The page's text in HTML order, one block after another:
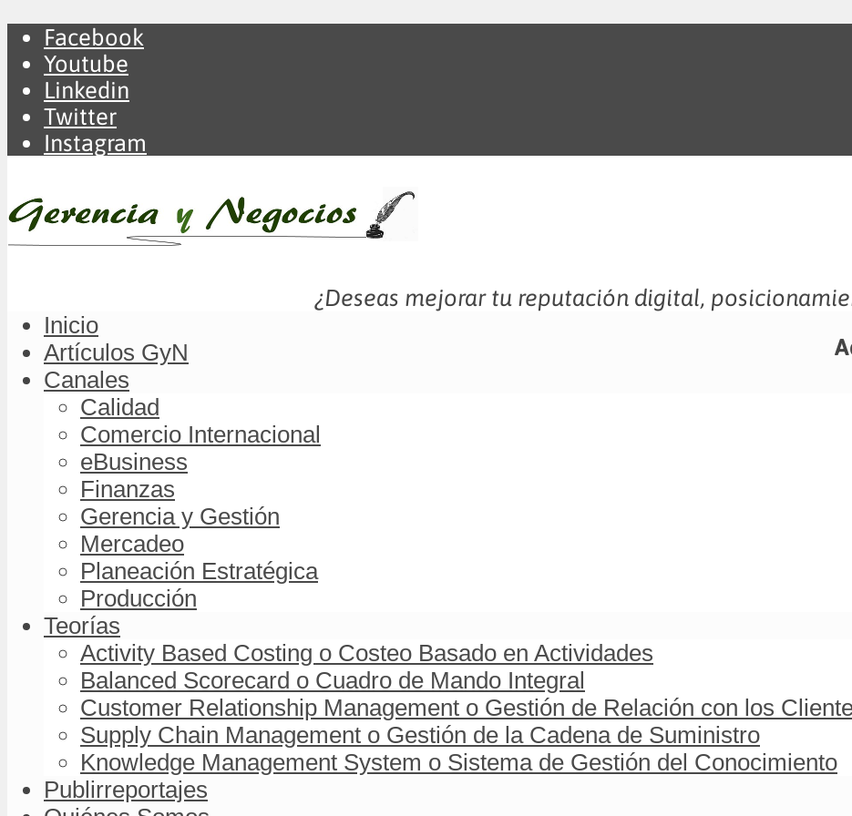
Facebook
Youtube
Linkedin
Twitter
Instagram
¿Deseas mejorar tu reputación digital,
Inicio
Artículos GyN
Canales
Calidad
Comercio Internacional
eBusiness
Finanzas
Gerencia y Gestión
Mercadeo
Planeación Estratégica
Producción
Teorías
Activity Based Costing o Costeo Basado en Actividades
Balanced Scorecard o Cuadro de Mando Integral
Customer Relationship Management o Gestión de Relación con los
Supply Chain Management o Gestión de la Cadena de Suministro
Knowledge Management System o Sistema de Gestión del Conocimiento
Publirreportajes